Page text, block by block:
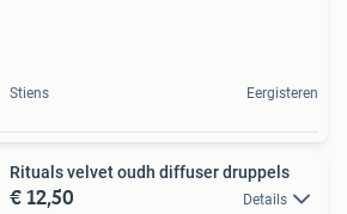
Stiens Eergisteren
Rituals velvet oudh diffuser druppels
€ 12,50 Details